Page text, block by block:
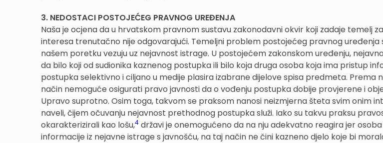
3. NEDOSTACI POSTOJEĆEG PRAVNOG UREĐENJA
Naša je ocjena da u hrvatskom pravnom sustavu zakonodavni okvir koji zadaje temelj
interesa trenutačno nije odgovarajući. Temeljni problem postojećeg pravnog uređenja
našem poretku vezuju uz nejavnost istrage. U postojećem zakonskom uređenju,
da bilo koji od sudionika kaznenog postupka ili bilo koja druga osoba koja ima pristup
postupka selektivno i ciljano u medije plasira izabrane dijelove spisa predmeta. Prema
način nemoguće osigurati pravo javnosti da o vođenju postupka dobije provjerene i
Upravo suprotno. Osim toga, takvom se praksom nanosi neizmjerna šteta svim onim
naveli, čijem očuvanju nejavnost prethodnog postupka služi. Iako su takvu praksu
okarakterizirali kao lošu,4 državi je onemogućeno da na nju adekvatno reagira jer
informacije iz nejavne istrage s javnošću, na taj način ne čini kazneno djelo koje bi